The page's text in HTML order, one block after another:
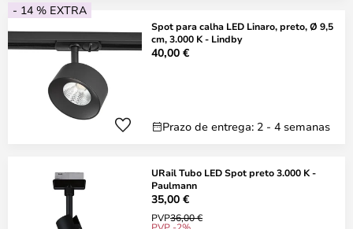
- 14 % EXTRA
Spot para calha LED Linaro, preto, Ø 9,5
cm, 3.000 K - Lindby
40,00 €
Prazo de entrega: 2 - 4 semanas
URail Tubo LED Spot preto 3.000 K -
Paulmann
35,00 €
PVP36,00 €